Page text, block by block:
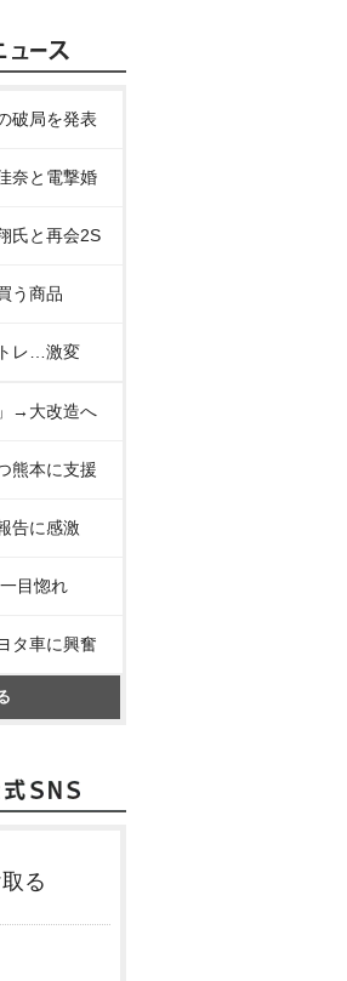
破局を発表
奈と電撃婚
氏と再会2S
う商品
レ…激変
→大改造へ
熊本に支援
告に感激
目惚れ
タ車に興奮
る